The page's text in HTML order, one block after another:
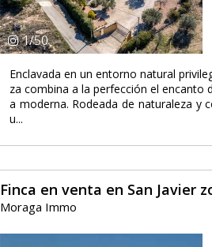
1/50
Enclavada en un entorno natural
za combina a la perfección el encanto
a moderna. Rodeada de naturaleza y
u...
Finca en venta en San Javier
Moraga Immo